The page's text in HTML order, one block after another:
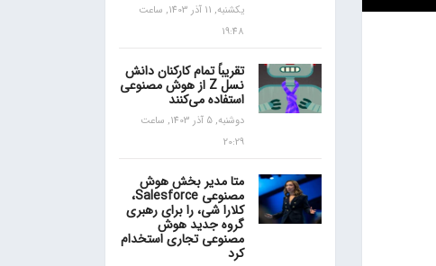
یکشنبه, 11 آذر 1403, ساعت
19:48
تقریباً تمام کارکنان دانش
نسل Z از هوش مصنوعی
استفاده می‌کنند
دوشنبه, 5 آذر 1403, ساعت
20:29
متا مدیر بخش هوش
مصنوعی Salesforce،
کلارا شی، را برای رهبری
گروه جدید هوش
مصنوعی تجاری استخدام
کرد